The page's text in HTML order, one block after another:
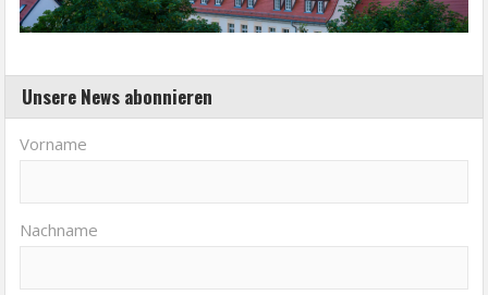
Unsere News abonnieren
Vorname
Nachname